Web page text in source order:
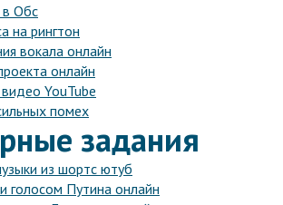
в Обс
на рингтон
вокала онлайн
онлайн
YouTube
помех
задания
из шортс ютуб
голосом Путина онлайн